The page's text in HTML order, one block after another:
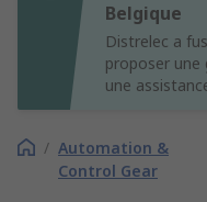
Belgique
Distrelec a
proposer une
une
/ Automation &
Control Gear